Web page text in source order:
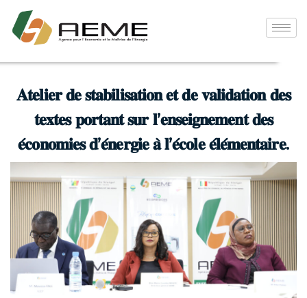
𝐀𝐭𝐞𝐥𝐢𝐞𝐫 𝐝𝐞 𝐬𝐭𝐚𝐛𝐢𝐥𝐢𝐬𝐚𝐭𝐢𝐨𝐧 𝐞𝐭 𝐝𝐞 𝐯𝐚𝐥𝐢𝐝𝐚𝐭𝐢𝐨𝐧 𝐝𝐞𝐬
𝐭𝐞𝐱𝐭𝐞𝐬 𝐩𝐨𝐫𝐭𝐚𝐧𝐭 𝐬𝐮𝐫 𝐥’𝐞𝐧𝐬𝐞𝐢𝐠𝐧𝐞𝐦𝐞𝐧𝐭 𝐝𝐞𝐬
𝐞́𝐜𝐨𝐧𝐨𝐦𝐢𝐞𝐬 𝐝’𝐞́𝐧𝐞𝐫𝐠𝐢𝐞 𝐚̀ 𝐥’𝐞́𝐜𝐨𝐥𝐞 𝐞́𝐥𝐞́𝐦𝐞𝐧𝐭𝐚𝐢𝐫𝐞.